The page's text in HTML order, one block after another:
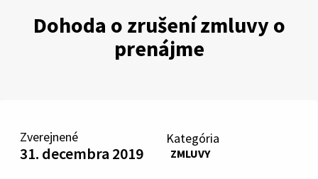
Dohoda o zrušení zmluvy o
prenájme
Zverejnené
31. decembra 2019
Kategória
ZMLUVY